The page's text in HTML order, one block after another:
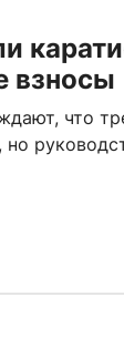
взносы
что
но